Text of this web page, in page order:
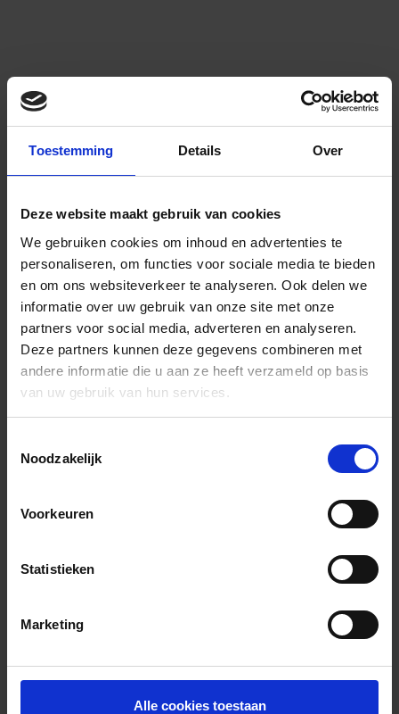
Toestemming Details Over
Deze website maakt gebruik van cookies
We gebruiken cookies om inhoud en advertenties te
personaliseren, om functies voor sociale media te bieden
en om ons websiteverkeer te analyseren. Ook delen we
informatie over uw gebruik van onze site met onze
partners voor social media, adverteren en analyseren.
Deze partners kunnen deze gegevens combineren met
andere informatie die u aan ze heeft verzameld op basis
van uw gebruik van hun services.
Noodzakelijk
Voorkeuren
Statistieken
Marketing
Alle cookies toestaan